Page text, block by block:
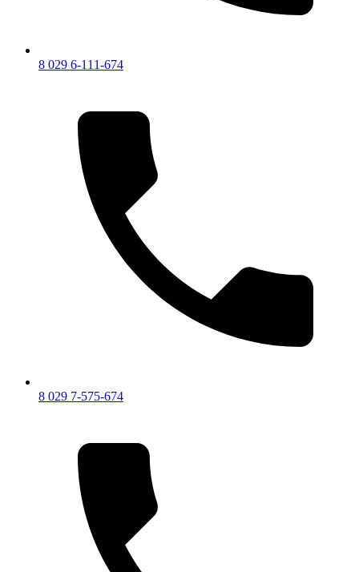
8 029 6-111-674
8 029 7-575-674